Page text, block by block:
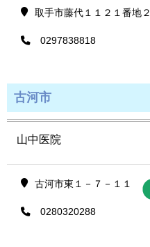
取手市藤代１１２１番地２
0297838818
古河市
山中医院
古河市東１－７－１１
0280320288